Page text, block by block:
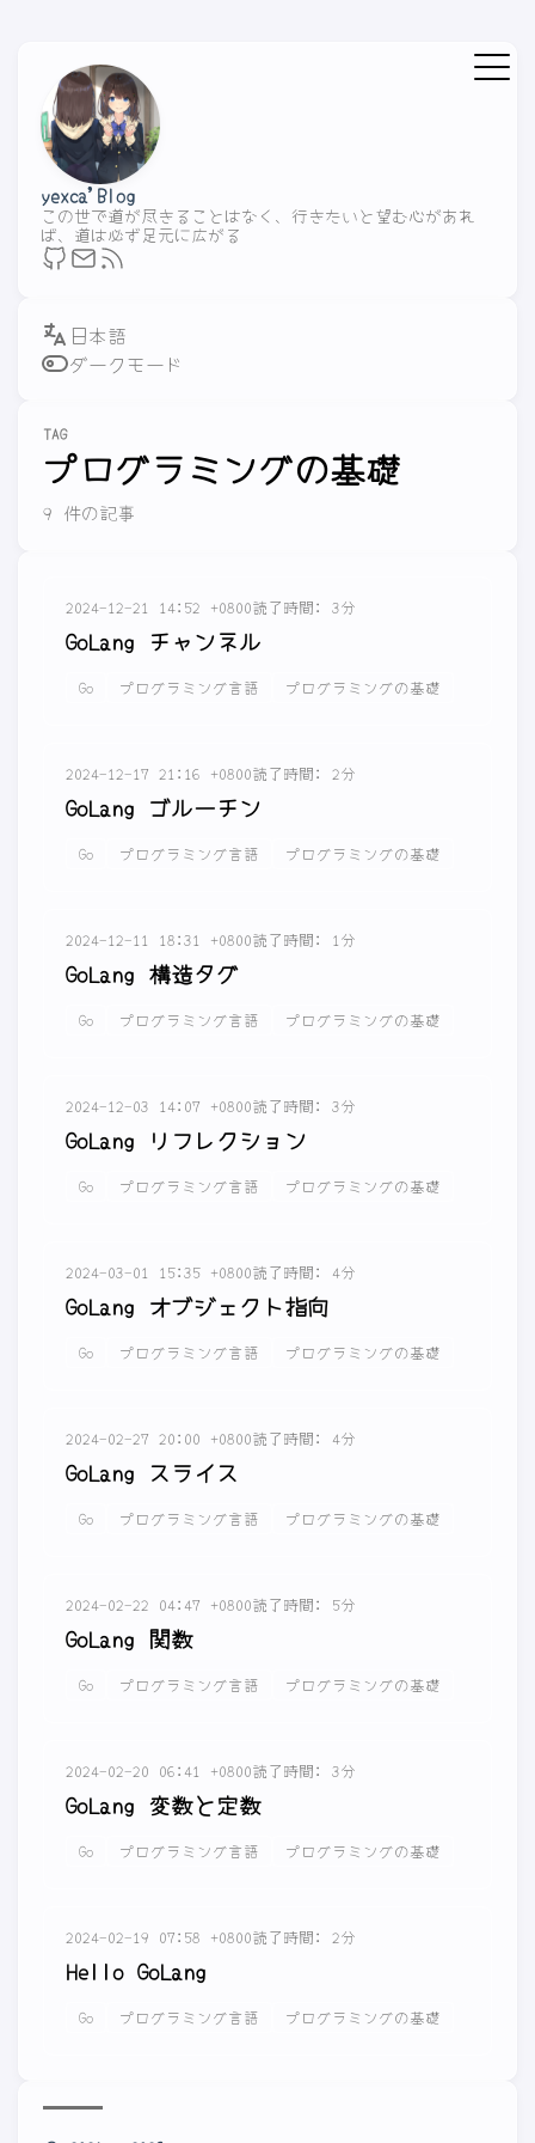
yexca'Blog
この世で道が尽きることはなく、行きたいと望む心があれ
ば、道は必ず足元に広がる
ダークモード
TAG
プログラミングの基礎
9 件の記事
2024-12-21 14:52 +0800読了時間: 3分
GoLang チャンネル
Go プログラミング言語 プログラミングの基礎
2024-12-17 21:16 +0800読了時間: 2分
GoLang ゴルーチン
Go プログラミング言語 プログラミングの基礎
2024-12-11 18:31 +0800読了時間: 1分
GoLang 構造タグ
Go プログラミング言語 プログラミングの基礎
2024-12-03 14:07 +0800読了時間: 3分
GoLang リフレクション
Go プログラミング言語 プログラミングの基礎
2024-03-01 15:35 +0800読了時間: 4分
GoLang オブジェクト指向
Go プログラミング言語 プログラミングの基礎
2024-02-27 20:00 +0800読了時間: 4分
GoLang スライス
Go プログラミング言語 プログラミングの基礎
2024-02-22 04:47 +0800読了時間: 5分
GoLang 関数
Go プログラミング言語 プログラミングの基礎
2024-02-20 06:41 +0800読了時間: 3分
GoLang 変数と定数
Go プログラミング言語 プログラミングの基礎
2024-02-19 07:58 +0800読了時間: 2分
Hello GoLang
Go プログラミング言語 プログラミングの基礎